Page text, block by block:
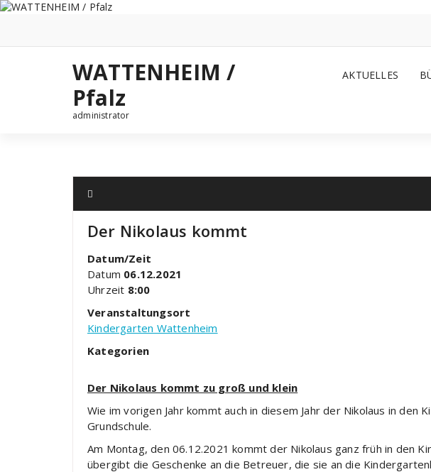
Zum
WATTENHEIM /
Pfalz
administrator
AKTUELLES
Der Nikolaus kommt
Datum/Zeit
Datum 06.12.2021
Uhrzeit 8:00
Veranstaltungsort
Kindergarten Wattenheim
Kategorien
Der Nikolaus kommt zu groß und klein
Wie im vorigen Jahr kommt auch in diesem Jahr der Nikolaus in den
Grundschule.
Am Montag, den 06.12.2021 kommt der Nikolaus ganz früh in den
übergibt die Geschenke an die Betreuer, die sie an die